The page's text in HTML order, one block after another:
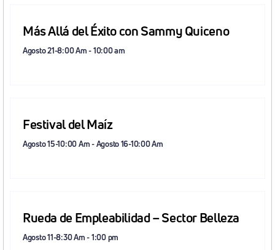
Más Allá del Éxito con Sammy Quiceno
Agosto 21-8:00 Am-10:00 am
Festival del Maíz
Agosto 15-10:00 Am-Agosto 16-10:00 Am
Rueda de Empleabilidad – Sector Belleza
Agosto 11-8:30 Am-1:00 pm